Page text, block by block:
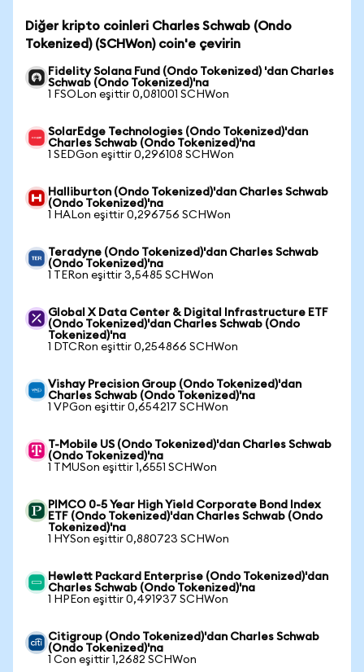
Diğer kripto coinleri Charles Schwab (Ondo
Tokenized) (SCHWon) coin'e çevirin
Fidelity Solana Fund (Ondo Tokenized) 'dan Charles
Schwab (Ondo Tokenized)'na
1 FSOLon eşittir 0,081001 SCHWon
SolarEdge Technologies (Ondo Tokenized)'dan
Charles Schwab (Ondo Tokenized)'na
1 SEDGon eşittir 0,296108 SCHWon
Halliburton (Ondo Tokenized)'dan Charles Schwab
(Ondo Tokenized)'na
1 HALon eşittir 0,296756 SCHWon
Teradyne (Ondo Tokenized)'dan Charles Schwab
(Ondo Tokenized)'na
1 TERon eşittir 3,5485 SCHWon
Global X Data Center & Digital Infrastructure ETF
(Ondo Tokenized)'dan Charles Schwab (Ondo
Tokenized)'na
1 DTCRon eşittir 0,254866 SCHWon
Vishay Precision Group (Ondo Tokenized)'dan
Charles Schwab (Ondo Tokenized)'na
1 VPGon eşittir 0,654217 SCHWon
T-Mobile US (Ondo Tokenized)'dan Charles Schwab
(Ondo Tokenized)'na
1 TMUSon eşittir 1,6551 SCHWon
PIMCO 0-5 Year High Yield Corporate Bond Index
ETF (Ondo Tokenized)'dan Charles Schwab (Ondo
Tokenized)'na
1 HYSon eşittir 0,880723 SCHWon
Hewlett Packard Enterprise (Ondo Tokenized)'dan
Charles Schwab (Ondo Tokenized)'na
1 HPEon eşittir 0,491937 SCHWon
Citigroup (Ondo Tokenized)'dan Charles Schwab
(Ondo Tokenized)'na
1 Con eşittir 1,2682 SCHWon